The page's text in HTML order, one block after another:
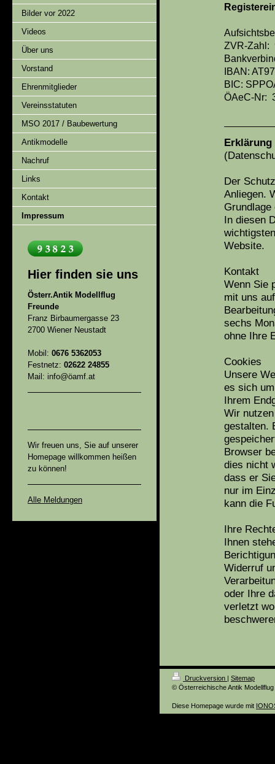
Bilder vor 2022
Videos
Über uns
Vorstand
Ehrenmitglieder
Vereinsstatuten
MSO 2017 / Baubewertung
Antikmodelle
Nachruf
Links
Kontakt
Impressum
Hier finden sie uns
Österr.Antik Modellflug
Freunde
Franz Birbaumergasse 23
2700 Wiener Neustadt
Mobil: 0676 5362053
Festnetz: 02622 24855
Mail: info@öamf.at
Wir freuen uns, Sie auf unserer
Homepage willkommen heißen
zu können!
Alle Meldungen
ZVR-Zahl:
IBAN:
BIC:
ÖAeC-Nr:
Der
Anliegen.
In diesen
Website.
Kontakt
Wenn Sie
mit uns
sechs
ohne Ihre
Cookies
Unsere
es sich
Ihrem
Wir
gestalten.
Browser
dies nicht
dass er
nur im
kann die
Ihre
Ihnen
Widerruf
oder Ihre
verletzt
Druckversion | Sitemap
© Österreichische Antik
Diese Homepage wurde mit